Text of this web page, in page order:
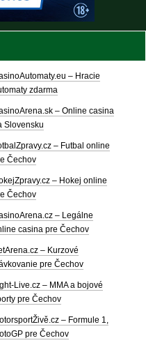
– Hracie
zdarma
– Online casina
Slovensku
– Futbal online
Čechov
– Hokej online
Čechov
– Legálne
casina pre Čechov
– Kurzové
pre Čechov
Live.cz – MMA a bojové
pre Čechov
– Formule 1,
pre Čechov